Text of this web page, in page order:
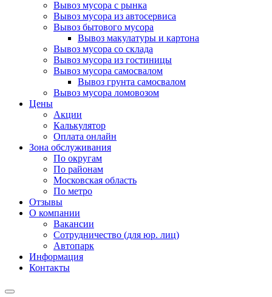
Вывоз мусора с рынка
Вывоз мусора из автосервиса
Вывоз бытового мусора
Вывоз макулатуры и картона
Вывоз мусора со склада
Вывоз мусора из гостиницы
Вывоз мусора самосвалом
Вывоз грунта самосвалом
Вывоз мусора ломовозом
Цены
Акции
Калькулятор
Оплата онлайн
Зона обслуживания
По округам
По районам
Московская область
По метро
Отзывы
О компании
Вакансии
Сотрудничество (для юр. лиц)
Автопарк
Информация
Контакты